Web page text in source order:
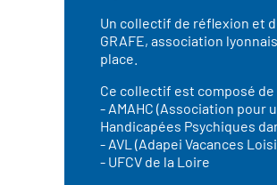
Un collectif de réflexion et
GRAFE, association
place.
Ce collectif est composé
- AMAHC (Association pour
Handicapées Psychiques
- AVL (Adapei Vacances
- UFCV de la Loire